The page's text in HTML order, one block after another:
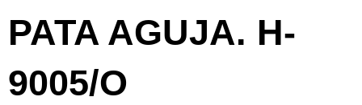
PATA AGUJA. H-
9005/O